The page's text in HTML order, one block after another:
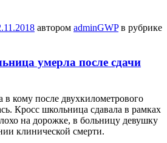
автором adminGWPв рубрике
умерла после сдачи
в кому после двухкилометрового
Кросс школьница сдавала в рамках
на дорожке, в больницу девушку
клинической смерти.